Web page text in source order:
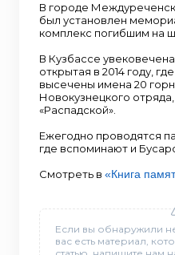
В городе
был установлен
комплекс погибшим на
В Кузбассе
открытая в 2014 году,
высечены имена 20
Новокузнецкого
«Распадской».
Ежегодно проводятся
где вспоминают и
Смотреть в «Книга
Если вы обнаружили
вас есть материал,